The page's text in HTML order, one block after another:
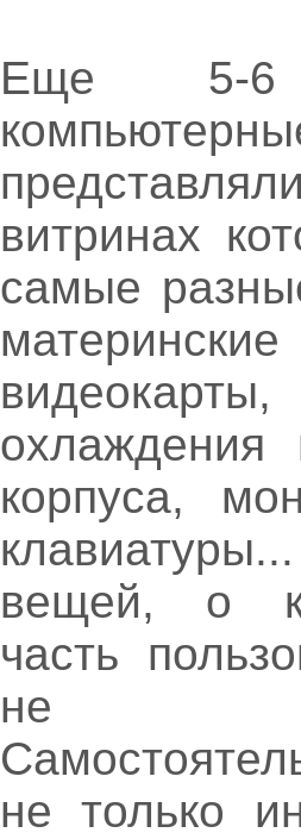
Еще 5-
витринах
самые
охлаждения
корпуса,
вещей, о
часть
не
не только